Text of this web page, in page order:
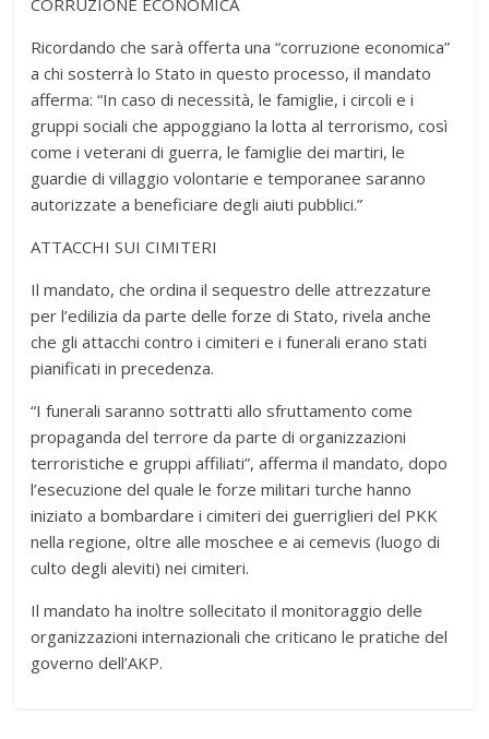
CORRUZIONE ECONOMICA
Ricordando che sarà offerta una “corruzione economica”
a chi sosterrà lo Stato in questo processo, il mandato
afferma: “In caso di necessità, le famiglie, i circoli e i
gruppi sociali che appoggiano la lotta al terrorismo, così
come i veterani di guerra, le famiglie dei martiri, le
guardie di villaggio volontarie e temporanee saranno
autorizzate a beneficiare degli aiuti pubblici.”
ATTACCHI SUI CIMITERI
Il mandato, che ordina il sequestro delle attrezzature
per l’edilizia da parte delle forze di Stato, rivela anche
che gli attacchi contro i cimiteri e i funerali erano stati
pianificati in precedenza.
“I funerali saranno sottratti allo sfruttamento come
propaganda del terrore da parte di organizzazioni
terroristiche e gruppi affiliati”, afferma il mandato, dopo
l’esecuzione del quale le forze militari turche hanno
iniziato a bombardare i cimiteri dei guerriglieri del PKK
nella regione, oltre alle moschee e ai cemevis (luogo di
culto degli aleviti) nei cimiteri.
Il mandato ha inoltre sollecitato il monitoraggio delle
organizzazioni internazionali che criticano le pratiche del
governo dell’AKP.